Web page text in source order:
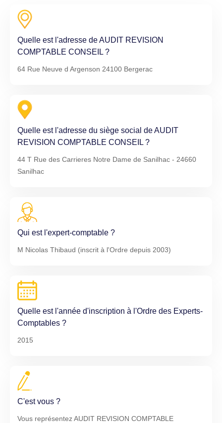
Quelle est l'adresse de AUDIT REVISION
COMPTABLE CONSEIL ?
64 Rue Neuve d Argenson 24100 Bergerac
Quelle est l'adresse du siège social de AUDIT
REVISION COMPTABLE CONSEIL ?
44 T Rue des Carrieres Notre Dame de Sanilhac - 24660
Sanilhac
Qui est l'expert-comptable ?
M Nicolas Thibaud (inscrit à l'Ordre depuis 2003)
Quelle est l'année d'inscription à l'Ordre des Experts-
Comptables ?
2015
C'est vous ?
Vous représentez AUDIT REVISION COMPTABLE